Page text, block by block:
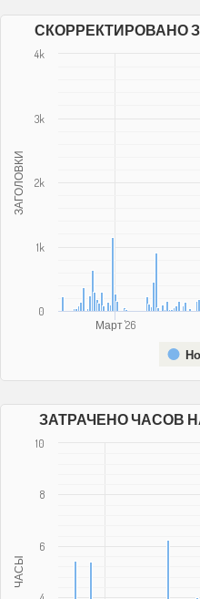
ЗАГОЛОВКИ
СКОРРЕКТИРОВАНО
Март '26
0
1k
2k
3k
4k
ЧАСЫ
ЗАТРАЧЕНО ЧАСОВ
6
8
10